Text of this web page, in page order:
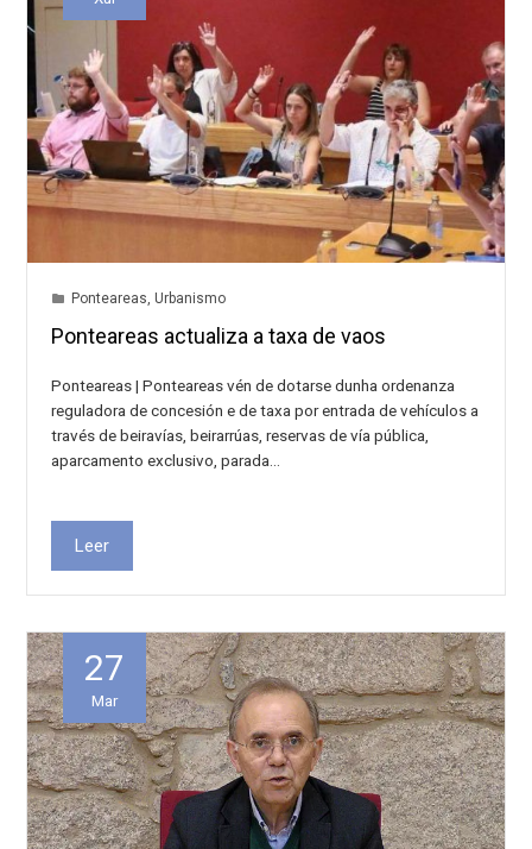
Ponteareas, Urbanismo
Ponteareas actualiza a taxa de vaos
Ponteareas | Ponteareas vén de dotarse dunha ordenanza
reguladora de concesión e de taxa por entrada de vehículos a
través de beiravías, beirarrúas, reservas de vía pública,
aparcamento exclusivo, parada…
Leer
27
Mar